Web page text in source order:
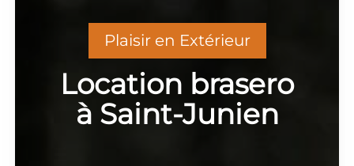
Plaisir en Extérieur
Location brasero
à Saint-Junien